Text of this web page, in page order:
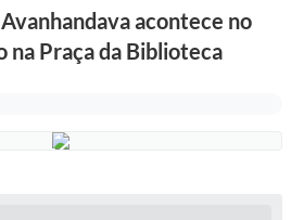
acontece no
na Praça da Biblioteca